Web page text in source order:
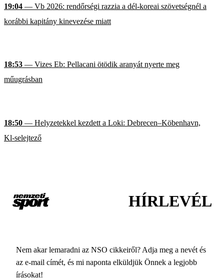
19:04 — Vb 2026: rendőrségi razzia a dél-koreai szövetségnél a
korábbi kapitány kinevezése miatt
18:53 — Vizes Eb: Pellacani ötödik aranyát nyerte meg
műugrásban
18:50 — Helyzetekkel kezdett a Loki: Debrecen–Köbenhavn,
Kl-selejtező
HÍRLEVÉL
Nem akar lemaradni az NSO cikkeiről? Adja meg a nevét és
az e-mail címét, és mi naponta elküldjük Önnek a legjobb
írásokat!